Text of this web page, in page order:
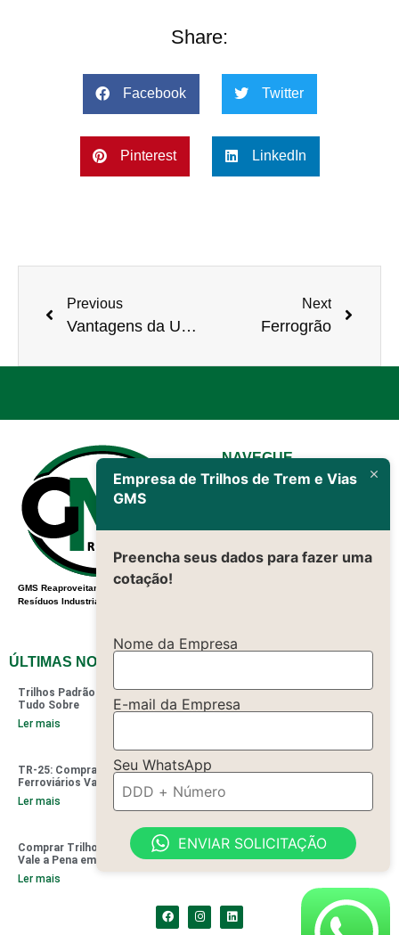
Share:
Facebook Twitter
Pinterest LinkedIn
Previous
Vantagens da Utilização de Trilhos Ferroviários em Projetos de Infraestrutura Urbana.
Next
Ferrogrão
GMS Reaproveitamento de
Resíduos Industriais
NAVEGUE
Produtos
ÚLTIMAS NOTÍCIAS
Trilhos Padrão TR 68: Saiba
Tudo Sobre
Ler mais
TR-25: Comprar Trilhos
Ferroviários Vale a Pena?
Ler mais
Comprar Trilhos de Trem Usado
Vale a Pena em 2024?
Ler mais
Empresa de Trilhos de Trem e Vias
GMS
Preencha seus dados para fazer uma
cotação!
Nome da Empresa
E-mail da Empresa
Seu WhatsApp
ENVIAR SOLICITAÇÃO